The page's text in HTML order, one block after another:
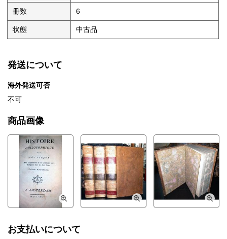
冊数 6
状態 中古品
発送について
海外発送可否
不可
商品画像
お支払いについて